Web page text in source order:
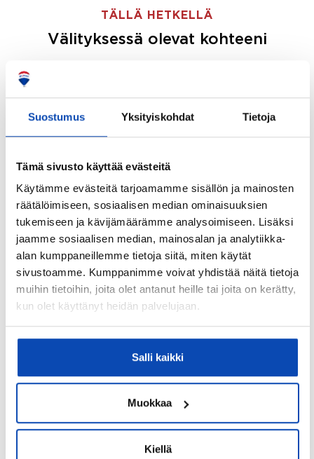
Suostumus Yksityiskohdat Tietoja
Tämä sivusto käyttää evästeitä
Käytämme evästeitä tarjoamamme sisällön ja mainosten
räätälöimiseen, sosiaalisen median ominaisuuksien
tukemiseen ja kävijämäärämme analysoimiseen. Lisäksi
jaamme sosiaalisen median, mainosalan ja analytiikka-
alan kumppaneillemme tietoja siitä, miten käytät
sivustoamme. Kumppanimme voivat yhdistää näitä tietoja
muihin tietoihin, joita olet antanut heille tai joita on kerätty,
kun olet käyttänyt heidän palvelujaan.
Salli kaikki
Muokkaa
Kiellä
TÄLLÄ HETKELLÄ
Välityksessä olevat kohteeni
Savilankatu 1